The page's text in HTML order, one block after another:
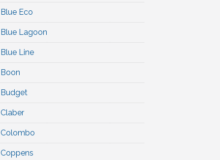
Blue Eco
Blue Lagoon
Blue Line
Boon
Budget
Claber
Colombo
Coppens